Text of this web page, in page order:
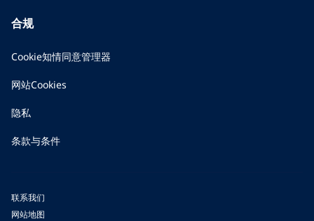
合规
Cookie知情同意管理器
网站Cookies
隐私
条款与条件
联系我们
网站地图